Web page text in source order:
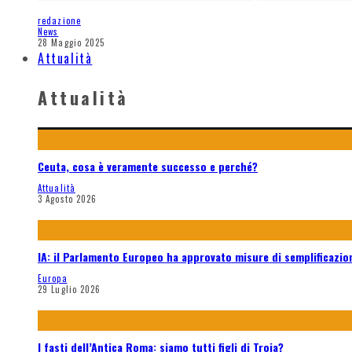
redazione
News
28 Maggio 2025
Attualità
Attualità
Ceuta, cosa è veramente successo e perché?
Attualità
3 Agosto 2026
IA: il Parlamento Europeo ha approvato misure di
Europa
29 Luglio 2026
I fasti dell’Antica Roma: siamo tutti figli di Troia?